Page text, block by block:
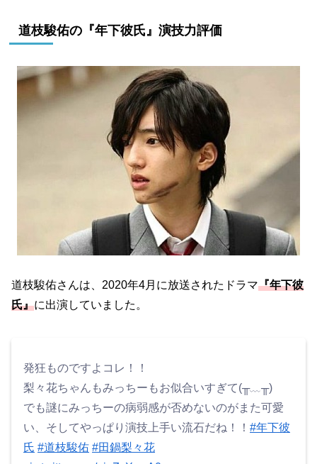
道枝駿佑の『年下彼氏』演技力評価
道枝駿佑さんは、2020年4月に放送されたドラマ『年下彼
氏』に出演していました。
発狂ものですよコレ！！
梨々花ちゃんもみっちーもお似合いすぎて(╥﹏╥)
でも謎にみっちーの病弱感が否めないのがまた可愛
い、そしてやっぱり演技上手い流石だね！！ #年下彼
氏 #道枝駿佑 #田鍋梨々花